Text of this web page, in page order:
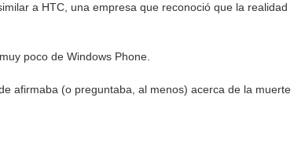
a HTC, una empresa que reconoció que la realidad
poco de Windows Phone.
afirmaba (o preguntaba, al menos) acerca de la muerte